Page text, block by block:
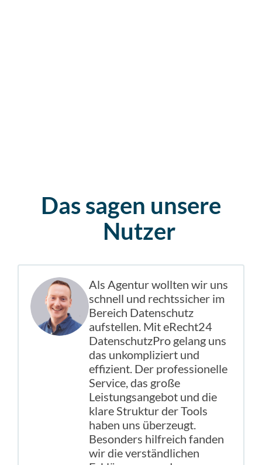
Das sagen unsere
Nutzer
Als Agentur wollten wir uns
schnell und rechtssicher im
Bereich Datenschutz
aufstellen. Mit eRecht24
DatenschutzPro gelang uns
das unkompliziert und
effizient. Der professionelle
Service, das große
Leistungsangebot und die
klare Struktur der Tools
haben uns überzeugt.
Besonders hilfreich fanden
wir die verständlichen